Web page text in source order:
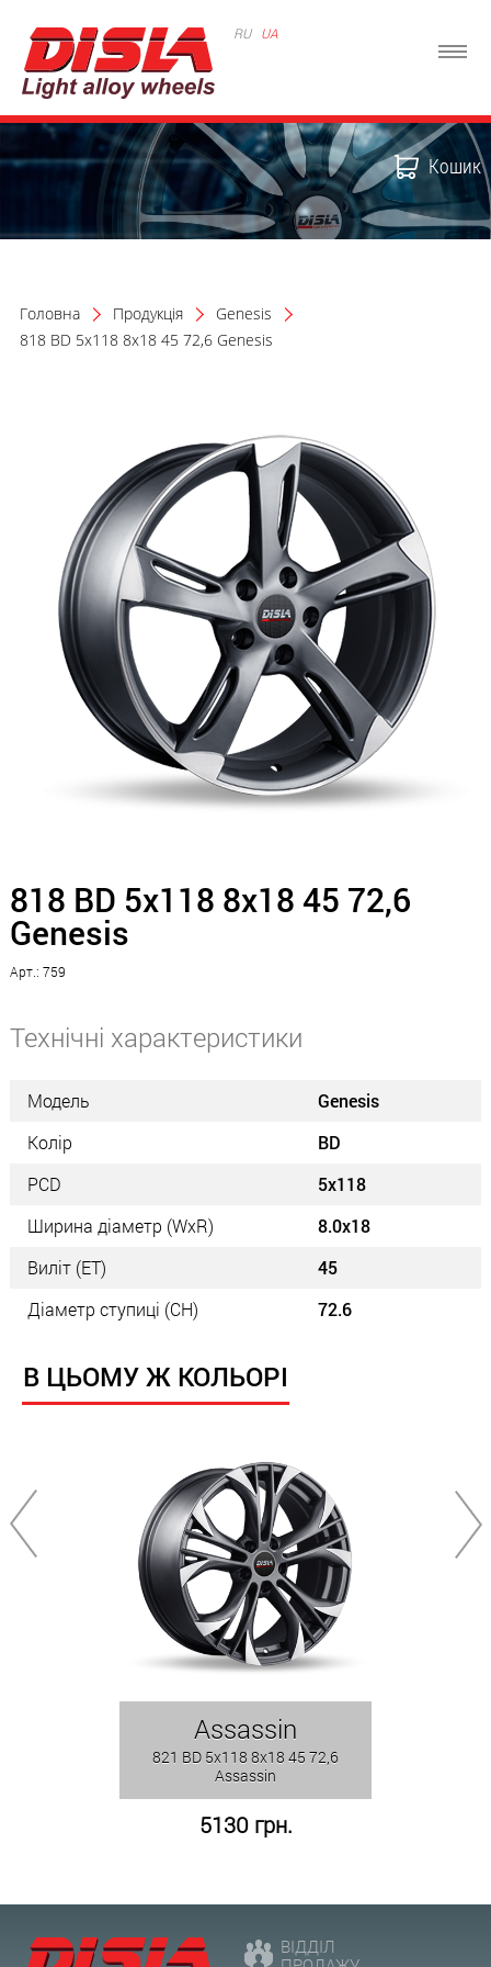
RU UA
Кошик
Головна Продукція
Genesis
818 BD 5x118 8x18 45 72,6 Genesis
818 BD 5x118 8x18 45 72,6
Genesis
Арт.: 759
Технічні характеристики
Модель
Genesis
Колір
BD
PCD
5x118
Ширина діаметр (WxR)
8.0x18
Виліт (ET)
45
Діаметр ступиці (СН)
72.6
В ЦЬОМУ Ж КОЛЬОРІ
Assassin
821 BD 5x118 8x18 45 72,6
Assassin
5130 грн.
ВІДДІЛ